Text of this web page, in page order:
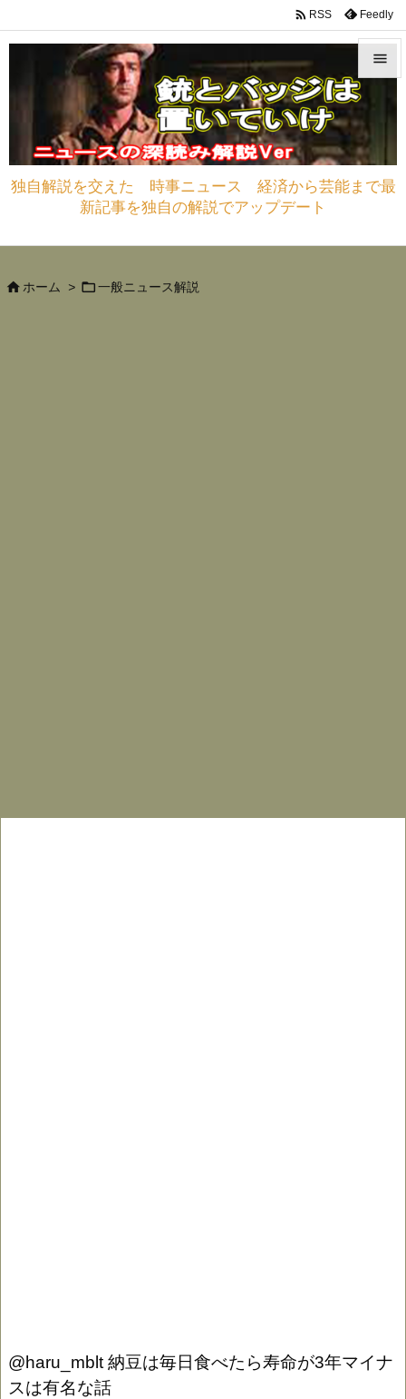
独自解説を交えた 時事ニュース 経済から芸能まで最
新記事を独自の解説でアップデート


サイド


 RSS Feedly
 ホーム >  一般ニュース解説
@haru_mblt 納豆は毎日食べたら寿命が3年マイナ
スは有名な話